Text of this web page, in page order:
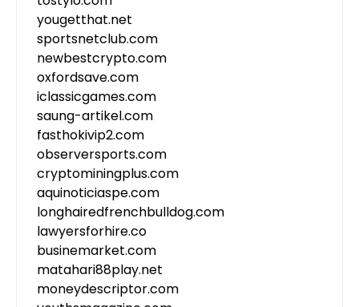
yougetthat.net
sportsnetclub.com
newbestcrypto.com
oxfordsave.com
iclassicgames.com
saung-artikel.com
fasthokivip2.com
observersports.com
cryptominingplus.com
aquinoticiaspe.com
longhairedfrenchbulldog.com
lawyersforhire.co
businemarket.com
matahari88play.net
moneydescriptor.com